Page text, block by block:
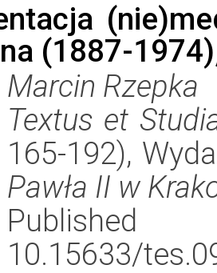
(1887-
Marcin Rzepka
Textus et
165-192),
Pawła II w
Published
10.15633/